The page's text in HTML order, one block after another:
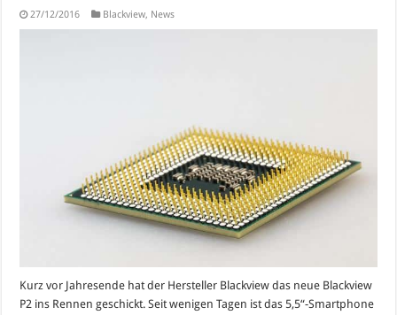
27/12/2016 Blackview, News
Kurz vor Jahresende hat der Hersteller Blackview das neue Blackview
P2 ins Rennen geschickt. Seit wenigen Tagen ist das 5,5“-Smartphone